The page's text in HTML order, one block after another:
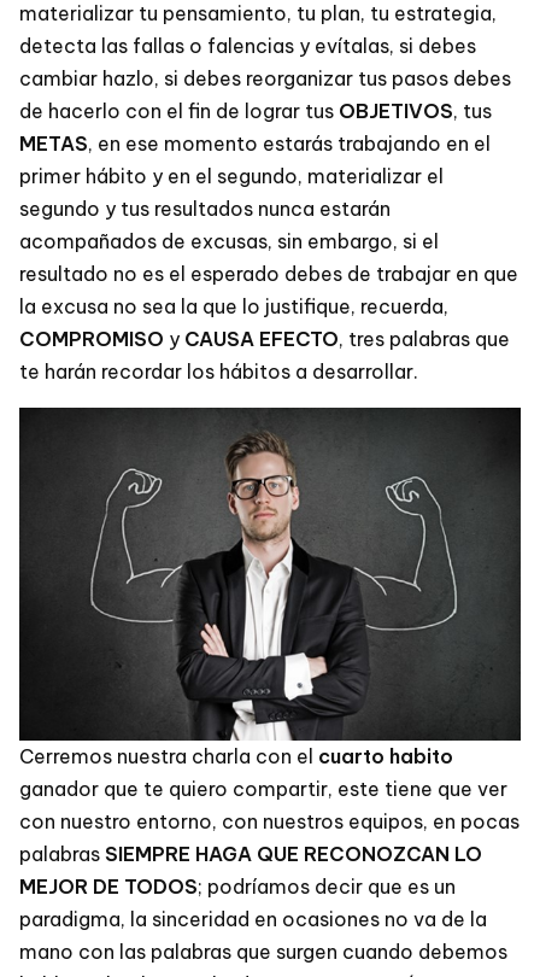
materializar tu pensamiento, tu plan, tu estrategia,
detecta las fallas o falencias y evítalas, si debes
cambiar hazlo, si debes reorganizar tus pasos debes
de hacerlo con el fin de lograr tus OBJETIVOS, tus
METAS, en ese momento estarás trabajando en el
primer hábito y en el segundo, materializar el
segundo y tus resultados nunca estarán
acompañados de excusas, sin embargo, si el
resultado no es el esperado debes de trabajar en que
la excusa no sea la que lo justifique, recuerda,
COMPROMISO y CAUSA EFECTO, tres palabras que
te harán recordar los hábitos a desarrollar.
Cerremos nuestra charla con el cuarto habito
ganador que te quiero compartir, este tiene que ver
con nuestro entorno, con nuestros equipos, en pocas
palabras SIEMPRE HAGA QUE RECONOZCAN LO
MEJOR DE TODOS; podríamos decir que es un
paradigma, la sinceridad en ocasiones no va de la
mano con las palabras que surgen cuando debemos